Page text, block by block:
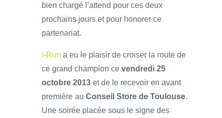
bien chargé l’attend pour ces deux
prochains jours et pour honorer ce
partenariat.
i-Run a eu le plaisir de croiser la route de
ce grand champion ce vendredi 25
octobre 2013 et de le recevoir en avant
première au Conseil Store de Toulouse.
Une soirée placée sous le signe des